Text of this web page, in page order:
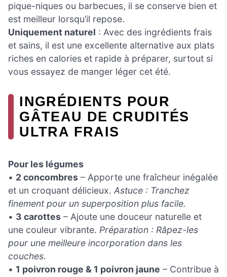
pique-niques ou barbecues, il se conserve bien et
est meilleur lorsqu’il repose.
Uniquement naturel : Avec des ingrédients frais
et sains, il est une excellente alternative aux plats
riches en calories et rapide à préparer, surtout si
vous essayez de manger léger cet été.
INGRÉDIENTS POUR
GÂTEAU DE CRUDITÉS
ULTRA FRAIS
Pour les légumes
• 2 concombres – Apporte une fraîcheur inégalée
et un croquant délicieux. Astuce : Tranchez
finement pour un superposition plus facile.
• 3 carottes – Ajoute une douceur naturelle et
une couleur vibrante. Préparation : Râpez-les
pour une meilleure incorporation dans les
couches.
• 1 poivron rouge & 1 poivron jaune – Contribue à